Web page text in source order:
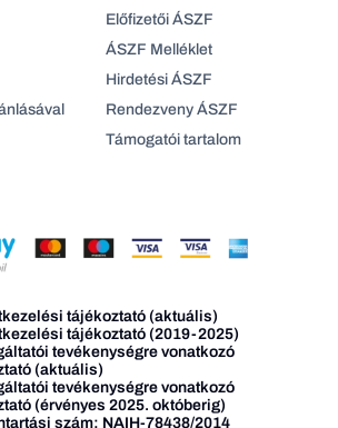
Előfizetői ÁSZF
ÁSZF Melléklet
Hirdetési ÁSZF
Rendezveny ÁSZF
Támogatói tartalom
tájékoztató (aktuális)
tájékoztató (2019-2025)
tevékenységre vonatkozó
(aktuális)
tevékenységre vonatkozó
(érvényes 2025. októberig)
szám: NAIH-78438/2014